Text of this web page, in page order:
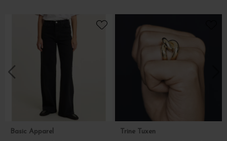
Basic Apparel
Trine Tuxen